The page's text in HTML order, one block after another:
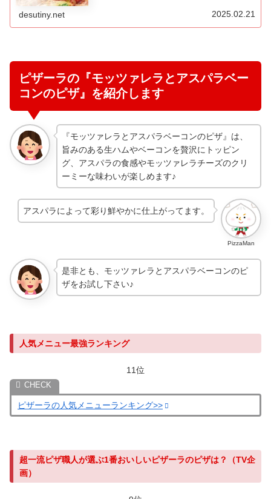
desutiny.net 2025.02.21
ピザーラの『モッツァレラとアスパラベー
コンのピザ』を紹介します
『モッツァレラとアスパラベーコンのピザ』は、
旨みのある生ハムやベーコンを贅沢にトッピン
グ、アスパラの食感やモッツァレラチーズのクリ
ーミーな味わいが楽しめます♪
PizzaMan
アスパラによって彩り鮮やかに仕上がってます。
是非とも、モッツァレラとアスパラベーコンのピ
ザをお試し下さい♪
人気メニュー最強ランキング
11位
ピザーラの人気メニューランキング>>
超一流ピザ職人が選ぶ1番おいしいピザーラのピザは？（TV企
画）